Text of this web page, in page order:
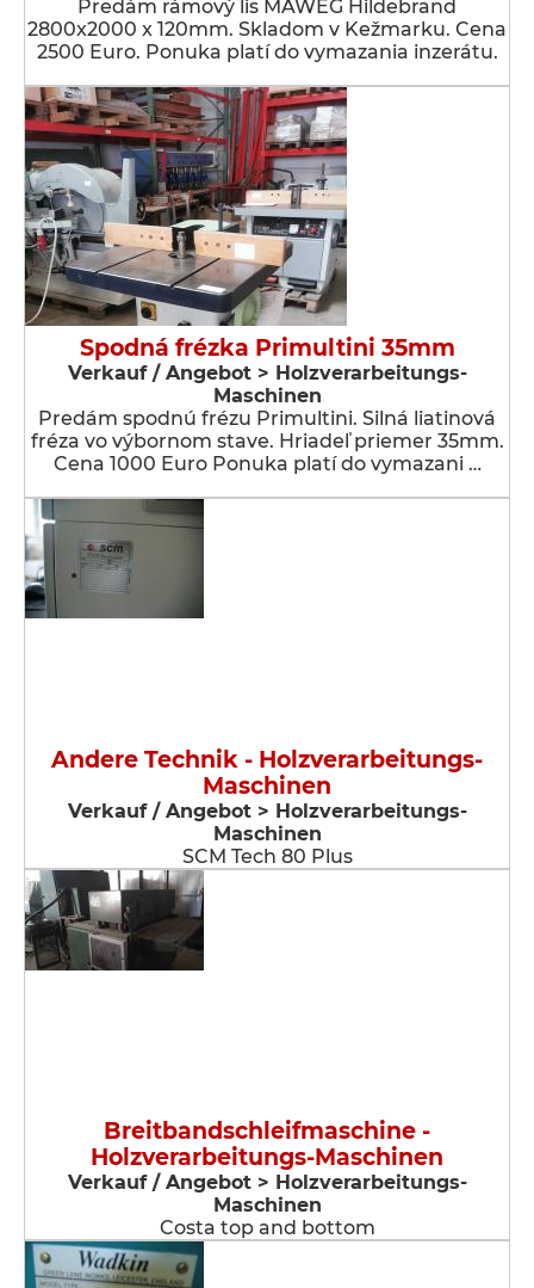
Predám rámový lis MAWEG Hildebrand
2800x2000 x 120mm. Skladom v Kežmarku. Cena
2500 Euro. Ponuka platí do vymazania inzerátu.
Spodná frézka Primultini 35mm
Verkauf / Angebot > Holzverarbeitungs-
Maschinen
Predám spodnú frézu Primultini. Silná liatinová
fréza vo výbornom stave. Hriadeľ priemer 35mm.
Cena 1000 Euro Ponuka platí do vymazani …
Andere Technik - Holzverarbeitungs-
Maschinen
Verkauf / Angebot > Holzverarbeitungs-
Maschinen
SCM Tech 80 Plus
Breitbandschleifmaschine -
Holzverarbeitungs-Maschinen
Verkauf / Angebot > Holzverarbeitungs-
Maschinen
Costa top and bottom